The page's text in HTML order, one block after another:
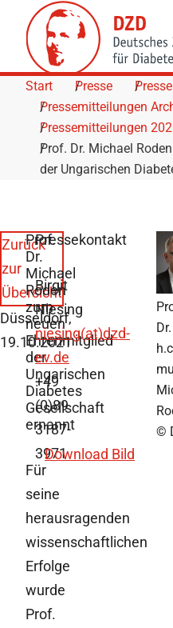
Skip to Content
Start Presse
Pressemitteilungen
Pressemitteilungen
Prof. Dr. Michael
der Ungarischen
Zurück
zur
Übersicht
Düsseldorf,
19.10.2021
Prof.
Dr.
Michael
Roden
zum
neuen
Ehrenmitglied
der
Ungarischen
Diabetes
Gesellschaft
ernannt
Für
seine
herausragenden
wissenschaftlichen
Erfolge
wurde
Prof.
Pressekontakt
Birgit
Niesing
niesing(at)dzd-
ev.de
+49
(0)89
3187-
3971
Download Bild
h.c
©